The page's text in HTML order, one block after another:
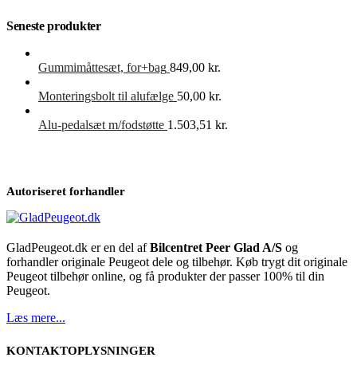
Seneste produkter
Gummimåttesæt, for+bag 849,00 kr.
Monteringsbolt til alufælge 50,00 kr.
Alu-pedalsæt m/fodstøtte 1.503,51 kr.
Autoriseret forhandler
GladPeugeot.dk er en del afBilcentret Peer Glad A/S og
forhandler originale Peugeot dele og tilbehør. Køb trygt dit originale
Peugeot tilbehør online, og få produkter der passer 100% til din
Peugeot.
Læs mere...
KONTAKTOPLYSNINGER